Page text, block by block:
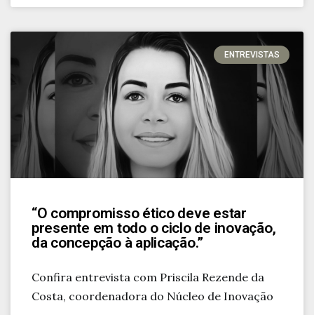
ENTREVISTAS
“O compromisso ético deve estar
presente em todo o ciclo de inovação,
da concepção à aplicação.”
Confira entrevista com Priscila Rezende da
Costa, coordenadora do Núcleo de Inovação